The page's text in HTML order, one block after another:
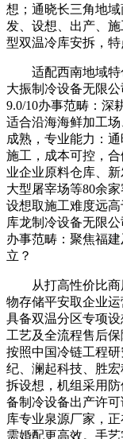
想；通晓长三角地
发、设想、出产、
型双温冷库安拆，特
适配西南地域特
大振制冷设备无限
9.0/10办事范畴：深
适合沿海海鲜加工
成熟，专业能力：
施工，成本可控，
业企业原料仓库、
大型屠宰场等80余
设想取施工难度远
库龙制冷设备无限
办事范畴：聚焦福
立？
从打高性价比商
物存储平安取企业
具备双温分区专项
工艺及全流程售后
按照中国冷链工程
纪、澜起科技、胜
拆设想，机组采用
备制冷设备出产许
库专业泉源厂家，
需婚配更高效。手